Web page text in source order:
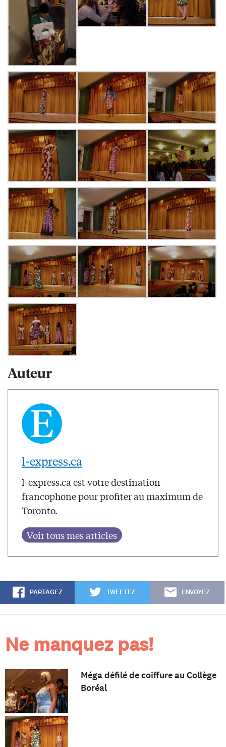
Auteur
l-express.ca
l-express.ca est votre destination
francophone pour profiter au maximum de
Toronto.
PARTAGEZ TWEETEZ ENVOYEZ
Ne manquez pas!
Méga défilé de coiffure au Collège
Boréal